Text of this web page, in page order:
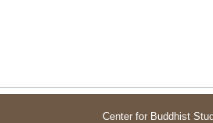
Center for Buddhist